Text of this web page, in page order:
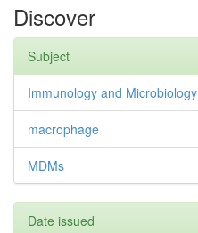
Discover
Subject
Immunology and Microbiology
macrophage
MDMs
Date issued